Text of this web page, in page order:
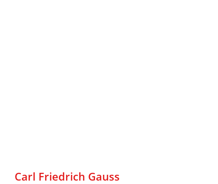
Carl Friedrich Gauss